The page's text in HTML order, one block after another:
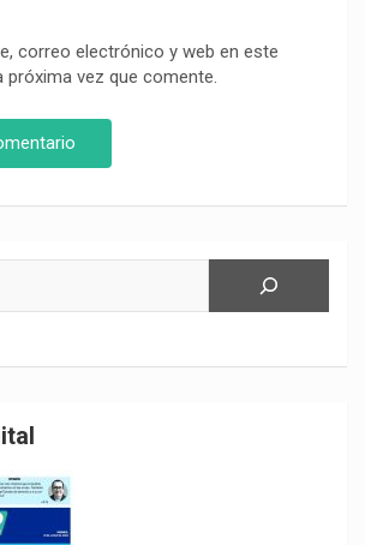
correo electrónico y web en este
próxima vez que comente.